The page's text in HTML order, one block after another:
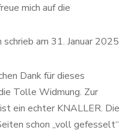
mich auf die
schrieb am 31. Januar 2025
Dank für dieses
Tolle Widmung. Zur
ein echter KNALLER. Die
schon „voll gefesselt“